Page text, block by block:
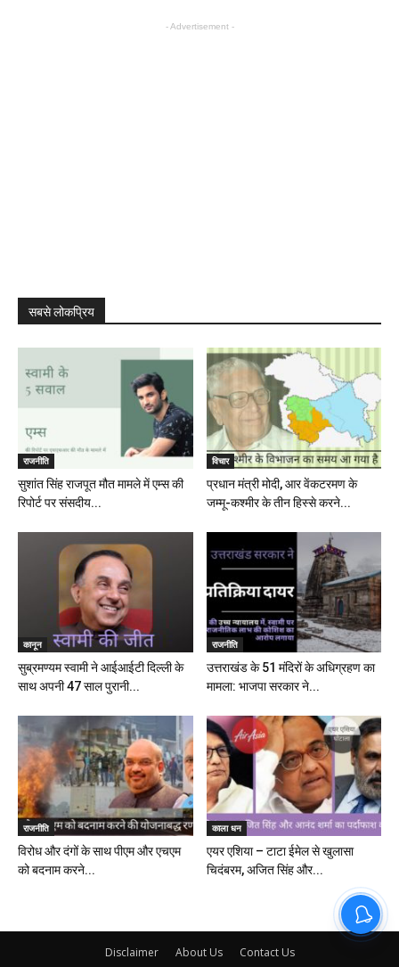
- Advertisement -
सबसे लोकप्रिय
राजनीति
सुशांत सिंह राजपूत मौत मामले में एम्स की
रिपोर्ट पर संसदीय...
विचार
प्रधान मंत्री मोदी, आर वेंकटरमण के
जम्मू-कश्मीर के तीन हिस्से करने...
कानून
सुब्रमण्यम स्वामी ने आईआईटी दिल्ली के
साथ अपनी 47 साल पुरानी...
राजनीति
उत्तराखंड के 51 मंदिरों के अधिग्रहण का
मामला: भाजपा सरकार ने...
राजनीति
विरोध और दंगों के साथ पीएम और एचएम
को बदनाम करने...
काला धन
एयर एशिया – टाटा ईमेल से खुलासा
चिदंबरम, अजित सिंह और...
Disclaimer About Us Contact Us